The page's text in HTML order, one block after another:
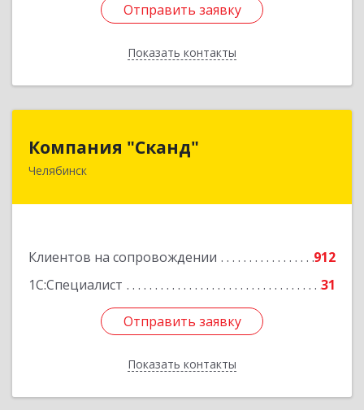
Отправить заявку
Показать контакты
Отправить заявку
Назад
Компания "Сканд"
Челябинск
Клиентов на сопровождении
912
1С:Специалист
31
Отправить заявку
Показать контакты
Отправить заявку
Назад